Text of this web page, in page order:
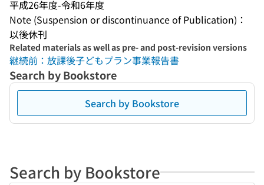
平成26年度-令和6年度
Note (Suspension or discontinuance of Publication)：
以後休刊
Related materials as well as pre- and post-revision versions
継続前：放課後子どもプラン事業報告書
Search by Bookstore
Search by Bookstore
Search by Bookstore